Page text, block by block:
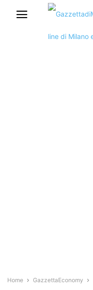
Home GazzettaEconomy